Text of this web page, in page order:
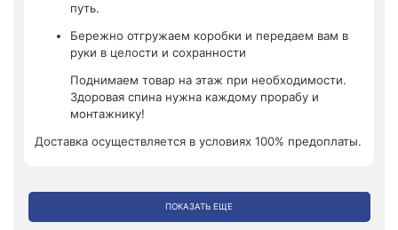
путь.
Бережно отгружаем коробки и передаем вам в
руки в целости и сохранности
Поднимаем товар на этаж при необходимости.
Здоровая спина нужна каждому прорабу и
монтажнику!
Доставка осуществляется в условиях 100% предоплаты.
ПОКАЗАТЬ ЕЩЕ